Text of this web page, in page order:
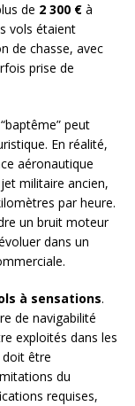
de 2 300 € à
vols étaient
de chasse, avec
prise de
peut
En réalité,
aéronautique
militaire ancien,
par heure.
un bruit moteur
dans un
à sensations.
de navigabilité
exploités dans les
être
du
requises,